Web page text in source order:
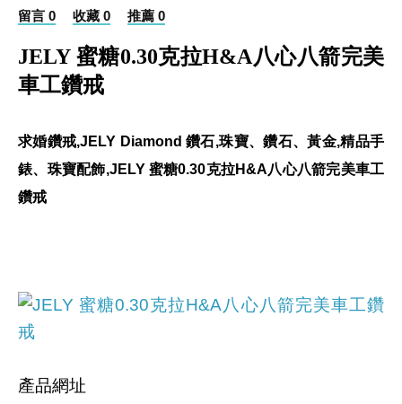
留言 0 收藏 0 推薦 0
JELY 蜜糖0.30克拉H&A八心八箭完美
車工鑽戒
求婚鑽戒,JELY Diamond 鑽石,珠寶、鑽石、黃金,精品手
錶、珠寶配飾,JELY 蜜糖0.30克拉H&A八心八箭完美車工
鑽戒
產品網址